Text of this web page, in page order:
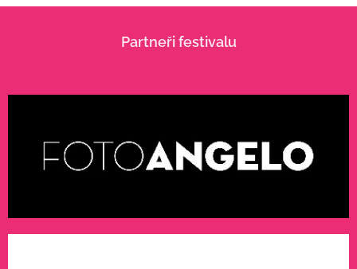
Partneři festivalu